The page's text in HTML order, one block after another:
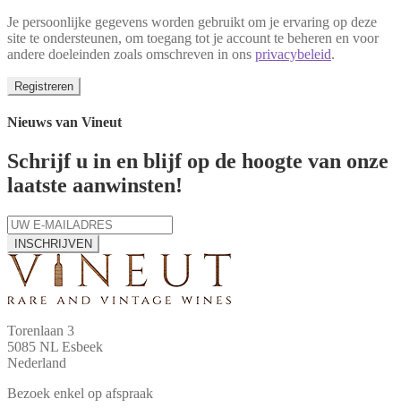
Je persoonlijke gegevens worden gebruikt om je ervaring op deze
site te ondersteunen, om toegang tot je account te beheren en voor
andere doeleinden zoals omschreven in ons privacybeleid.
Registreren
Nieuws van Vineut
Schrijf u in en blijf op de hoogte van onze
laatste aanwinsten!
INSCHRIJVEN
Torenlaan 3
5085 NL Esbeek
Nederland
Bezoek enkel op afspraak